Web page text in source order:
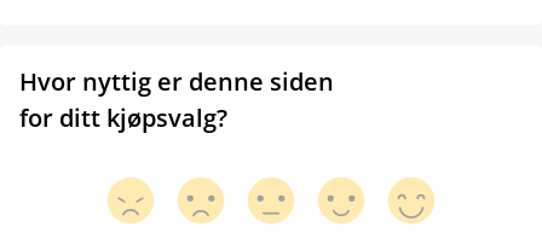
Hvor nyttig er denne siden
for ditt kjøpsvalg?